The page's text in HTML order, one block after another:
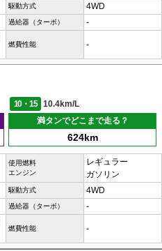
駆動方式 4WD
過給器（ターボ） -
燃費性能 -
10・15
10.4km/L
満タンでどこまで走る？
624km
使用燃料
エンジン
レギュラー
ガソリン
駆動方式 4WD
過給器（ターボ） -
燃費性能 -